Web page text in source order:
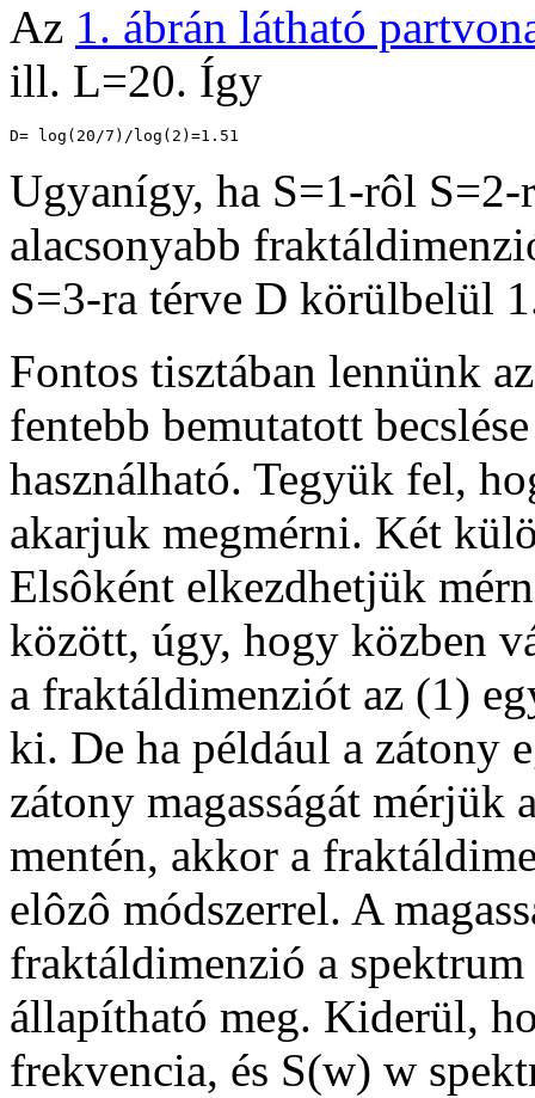
Az 1. ábrán látható
ill. L=20. Így
Ugyanígy, ha S=1-rôl S=2-
alacsonyabb
S=3-ra térve D körülbelül
Fontos tisztában lennünk
fentebb bemutatott
használható. Tegyük fel,
akarjuk megmérni. Két
Elsôként elkezdhetjük
között, úgy, hogy közben
a fraktáldimenziót az (1)
ki. De ha például a zátony
zátony magasságát mérjük
mentén, akkor a
elôzô módszerrel. A
fraktáldimenzió a
állapítható meg. Kiderül,
frekvencia, és S(w) w